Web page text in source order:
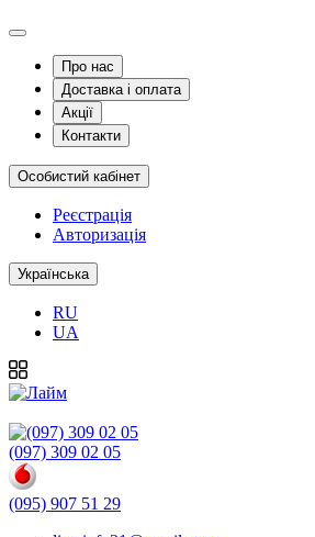
Про нас
Доставка і оплата
Акції
Контакти
Особистий кабінет
Реєстрація
Авторизація
Українська
RU
UA
(097) 309 02 05
(095) 907 51 29